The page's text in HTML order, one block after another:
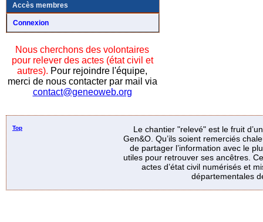
Accès membres
Connexion
Nous cherchons des volontaires
pour relever des actes (état civil et
autres). Pour rejoindre l'équipe,
merci de nous contacter par mail via
contact@geneoweb.org
Top
Le chantier "relevé" est le fruit
Gen&O. Qu’ils soient remerciés
de partager l’information avec le
utiles pour retrouver ses ancêtres.
actes d’état civil numérisés et
départementales